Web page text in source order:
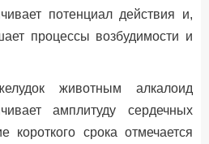
потенциал действия и,
процессы возбудимости и
животным алкалоид
амплитуду сердечных
короткого срока отмечается